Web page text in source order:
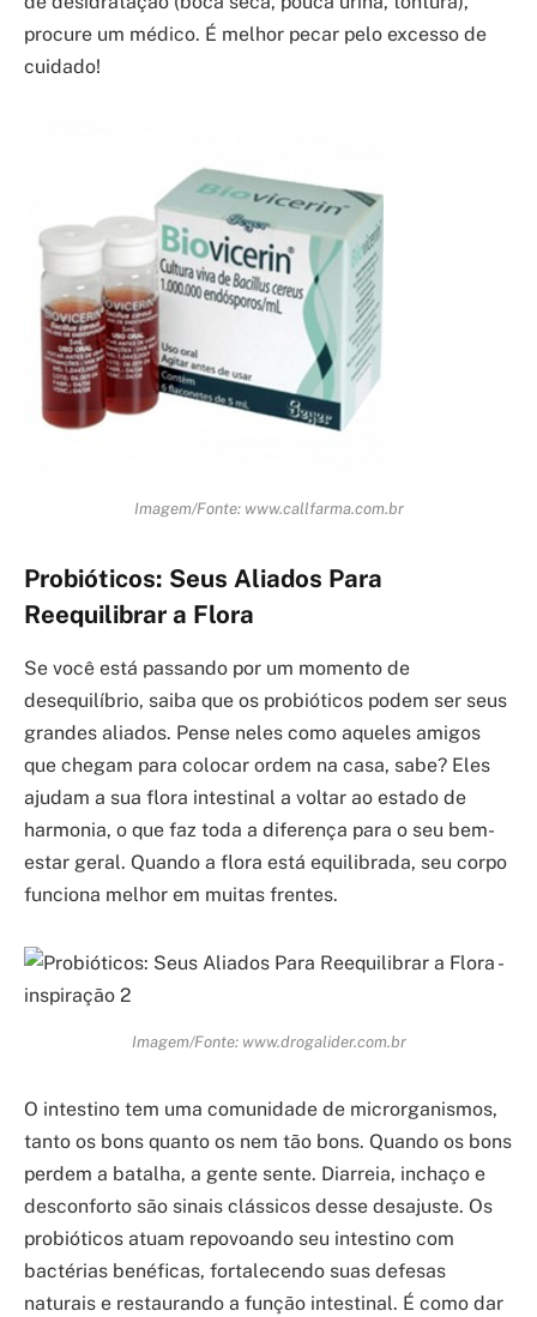
procure um médico. É melhor pecar pelo excesso de
cuidado!
Imagem/Fonte: www.callfarma.com.br
Probióticos: Seus Aliados Para
Reequilibrar a Flora
Se você está passando por um momento de
desequilíbrio, saiba que os probióticos podem ser seus
grandes aliados. Pense neles como aqueles amigos
que chegam para colocar ordem na casa, sabe? Eles
ajudam a sua flora intestinal a voltar ao estado de
harmonia, o que faz toda a diferença para o seu bem-
estar geral. Quando a flora está equilibrada, seu corpo
funciona melhor em muitas frentes.
Imagem/Fonte: www.drogalider.com.br
O intestino tem uma comunidade de microrganismos,
tanto os bons quanto os nem tão bons. Quando os bons
perdem a batalha, a gente sente. Diarreia, inchaço e
desconforto são sinais clássicos desse desajuste. Os
probióticos atuam repovoando seu intestino com
bactérias benéficas, fortalecendo suas defesas
naturais e restaurando a função intestinal. É como dar